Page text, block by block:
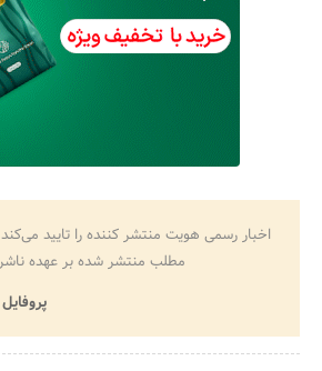
اخبار رسمی هویت منتشر کننده را تایید
مطلب منتشر شده بر عهده